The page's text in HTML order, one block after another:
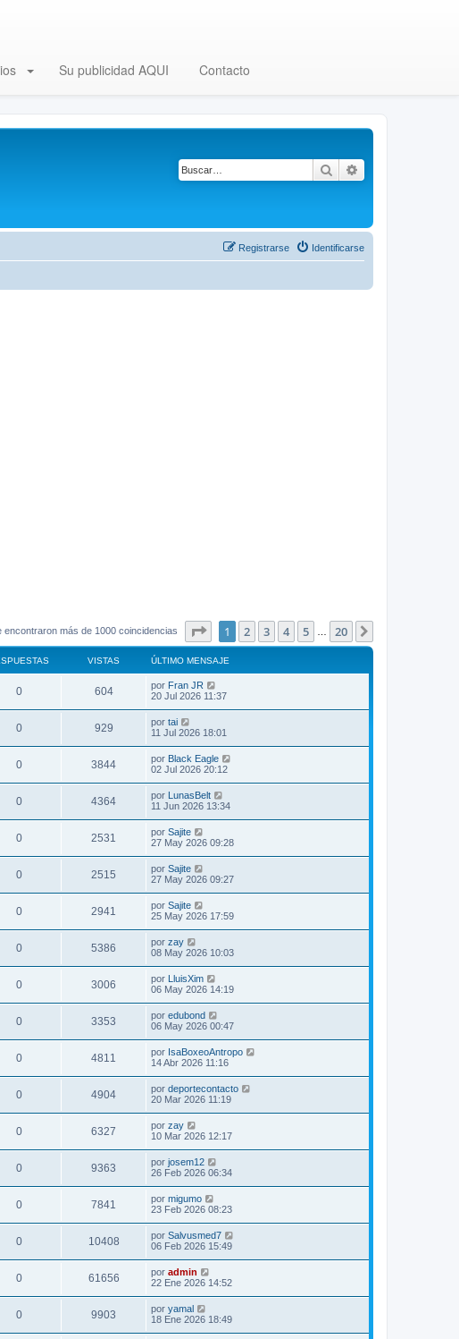
Su publicidad AQUI Contacto
Buscar
Identificarse
Registrarse
encontraron más de 1000 coincidencias Página1 de 20
1 2 3 4 5 20
VISTAS ÚLTIMO MENSAJE
0 604 por Fran JR
20 Jul 2026 11:37
0 929 por tai
11 Jul 2026 18:01
0 3844 por Black Eagle
02 Jul 2026 20:12
0 4364 por LunasBelt
11 Jun 2026 13:34
0 2531 por Sajite
27 May 2026 09:28
0 2515 por Sajite
27 May 2026 09:27
0 2941 por Sajite
25 May 2026 17:59
0 5386 por zay
08 May 2026 10:03
0 3006 por LluisXim
06 May 2026 14:19
0 3353 por edubond
06 May 2026 00:47
0 4811 por IsaBoxeoAntropo
14 Abr 2026 11:16
0 4904 por deportecontacto
20 Mar 2026 11:19
0 6327 por zay
10 Mar 2026 12:17
0 9363 por josem12
26 Feb 2026 06:34
0 7841 por migumo
23 Feb 2026 08:23
0 10408 por Salvusmed7
06 Feb 2026 15:49
0 61656 por admin
22 Ene 2026 14:52
0 9903 por yamal
18 Ene 2026 18:49